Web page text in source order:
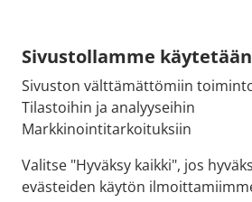
Sivustollamme
Sivuston välttämättömiin
Tilastoihin ja analyyseihin
Markkinointitarkoituksiin
Valitse "Hyväksy kaikki", jos
evästeiden käytön